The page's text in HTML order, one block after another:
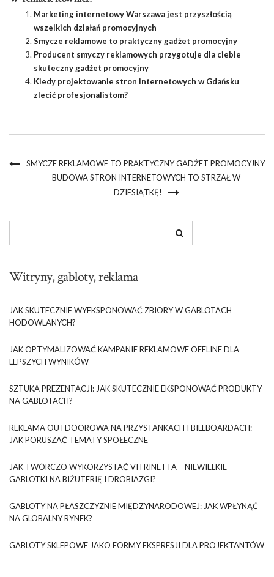
Marketing internetowy Warszawa jest przyszłością
wszelkich działań promocyjnych
Smycze reklamowe to praktyczny gadżet promocyjny
Producent smyczy reklamowych przygotuje dla ciebie
skuteczny gadżet promocyjny
Kiedy projektowanie stron internetowych w Gdańsku
zlecić profesjonalistom?
SMYCZE REKLAMOWE TO PRAKTYCZNY GADŻET PROMOCYJNY
BUDOWA STRON INTERNETOWYCH TO STRZAŁ W
DZIESIĄTKĘ!
Witryny, gabloty, reklama
JAK SKUTECZNIE WYEKSPONOWAĆ ZBIORY W GABLOTACH
HODOWLANYCH?
JAK OPTYMALIZOWAĆ KAMPANIE REKLAMOWE OFFLINE DLA
LEPSZYCH WYNIKÓW
SZTUKA PREZENTACJI: JAK SKUTECZNIE EKSPONOWAĆ PRODUKTY
NA GABLOTACH?
REKLAMA OUTDOOROWA NA PRZYSTANKACH I BILLBOARDACH:
JAK PORUSZAĆ TEMATY SPOŁECZNE
JAK TWÓRCZO WYKORZYSTAĆ VITRINETTA – NIEWIELKIE
GABLOTKI NA BIŻUTERIĘ I DROBIAZGI?
GABLOTY NA PŁASZCZYZNIE MIĘDZYNARODOWEJ: JAK WPŁYNĄĆ
NA GLOBALNY RYNEK?
GABLOTY SKLEPOWE JAKO FORMY EKSPRESJI DLA PROJEKTANTÓW